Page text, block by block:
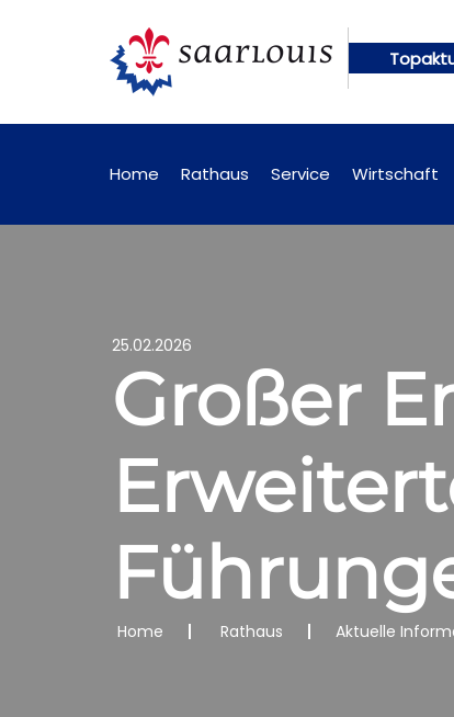
künftig online abrufbar Öffentliche
Home Rathaus Service Wirtschaft
25.02.2026
Großer
Home Rathaus Aktuelle